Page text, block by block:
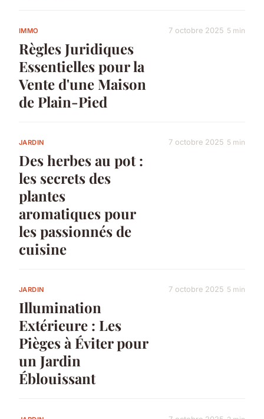
IMMO
Règles Juridiques
Essentielles pour la
Vente d'une Maison
de Plain-Pied
7 octobre 2025 5 min
JARDIN
Des herbes au pot :
les secrets des
plantes
aromatiques pour
les passionnés de
cuisine
7 octobre 2025 5 min
JARDIN
Illumination
Extérieure : Les
Pièges à Éviter pour
un Jardin
Éblouissant
7 octobre 2025 5 min